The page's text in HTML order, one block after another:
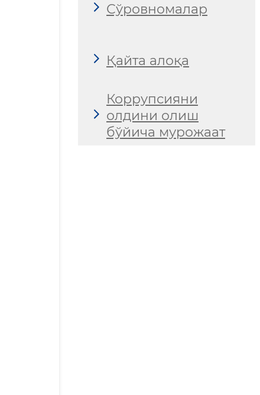
Сўровномалар
Қайта алоқа
Коррупсияни
олдини олиш
бўйича мурожаат